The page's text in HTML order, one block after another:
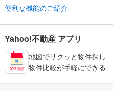
便利な機能のご紹介
Yahoo!不動産 アプリ
地図でサクッと物件探し
物件比較が手軽にできる